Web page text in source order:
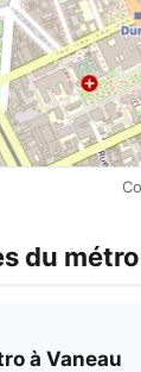
du
à Vaneau